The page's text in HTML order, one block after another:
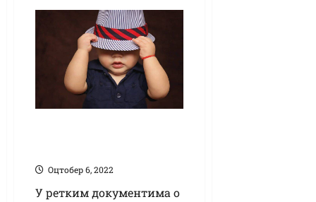
Оцтобер 6, 2022
У ретким документима о